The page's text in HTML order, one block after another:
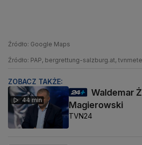
Źródło: Google Maps
Źródło: PAP, bergrettung-salzburg.at,
ZOBACZ TAKŻE:
44 min
Waldemar
Magierowski
TVN24